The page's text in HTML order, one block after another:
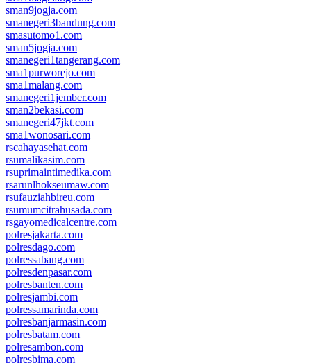
sman9jogja.com
smanegeri3bandung.com
smasutomo1.com
sman5jogja.com
smanegeri1tangerang.com
sma1purworejo.com
sma1malang.com
smanegeri1jember.com
sman2bekasi.com
smanegeri47jkt.com
sma1wonosari.com
rscahayasehat.com
rsumalikasim.com
rsuprimaintimedika.com
rsarunlhokseumaw.com
rsufauziahbireu.com
rsumumcitrahusada.com
rsgayomedicalcentre.com
polresjakarta.com
polresdago.com
polressabang.com
polresdenpasar.com
polresbanten.com
polresjambi.com
polressamarinda.com
polresbanjarmasin.com
polresbatam.com
polresambon.com
polresbima.com